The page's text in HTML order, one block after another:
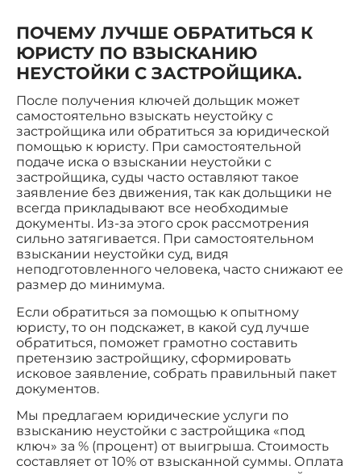
ПОЧЕМУ ЛУЧШЕ ОБРАТИТЬСЯ К
ЮРИСТУ ПО ВЗЫСКАНИЮ
НЕУСТОЙКИ С ЗАСТРОЙЩИКА.
После получения ключей дольщик может
самостоятельно взыскать неустойку с
застройщика или обратиться за юридической
помощью к юристу. При самостоятельной
подаче иска о взыскании неустойки с
застройщика, суды часто оставляют такое
заявление без движения, так как дольщики не
всегда прикладывают все необходимые
документы. Из-за этого срок рассмотрения
сильно затягивается. При самостоятельном
взыскании неустойки суд, видя
неподготовленного человека, часто снижают ее
размер до минимума.
Если обратиться за помощью к опытному
юристу, то он подскажет, в какой суд лучше
обратиться, поможет грамотно составить
претензию застройщику, сформировать
исковое заявление, собрать правильный пакет
документов.
Мы предлагаем юридические услуги по
взысканию неустойки с застройщика «под
ключ» за % (процент) от выигрыша. Стоимость
составляет от 10% от взысканной суммы. Оплата